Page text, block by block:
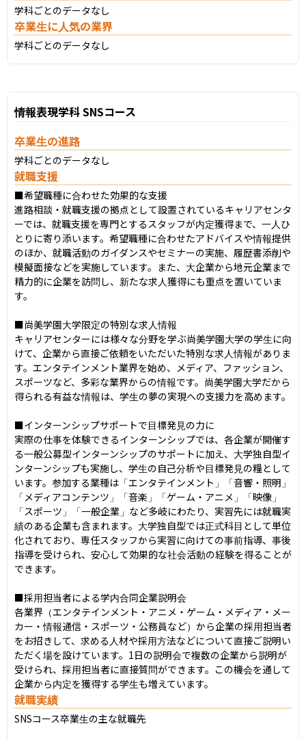
学科ごとのデータなし
卒業生に人気の業界
学科ごとのデータなし
情報表現学科 SNSコース
卒業生の進路
学科ごとのデータなし
就職支援
■希望職種に合わせた効果的な支援
進路相談・就職支援の拠点として設置されているキャリアセンタ
ーでは、就職支援を専門とするスタッフが内定獲得まで、一人ひ
とりに寄り添います。希望職種に合わせたアドバイスや情報提供
のほか、就職活動のガイダンスやセミナーの実施、履歴書添削や
模擬面接などを実施しています。また、大企業から地元企業まで
精力的に企業を訪問し、新たな求人獲得にも重点を置いていま
す。
■尚美学園大学限定の特別な求人情報
キャリアセンターには様々な分野を学ぶ尚美学園大学の学生に向
けて、企業から直接ご依頼をいただいた特別な求人情報がありま
す。エンタテインメント業界を始め、メディア、ファッション、
スポーツなど、多彩な業界からの情報です。尚美学園大学だから
得られる有益な情報は、学生の夢の実現への支援力を高めます。
■インターンシップサポートで目標発見の力に
実際の仕事を体験できるインターンシップでは、各企業が開催す
る一般公募型インターンシップのサポートに加え、大学独自型イ
ンターンシップも実施し、学生の自己分析や目標発見の糧として
います。参加する業種は「エンタテインメント」「音響・照明」
「メディアコンテンツ」「音楽」「ゲーム・アニメ」「映像」
「スポーツ」「一般企業」など多岐にわたり、実習先には就職実
績のある企業も含まれます。大学独自型では正式科目として単位
化されており、専任スタッフから実習に向けての事前指導、事後
指導を受けられ、安心して効果的な社会活動の経験を得ることが
できます。
■採用担当者による学内合同企業説明会
各業界（エンタテインメント・アニメ・ゲーム・メディア・メー
カー・情報通信・スポーツ・公務員など）から企業の採用担当者
をお招きして、求める人材や採用方法などについて直接ご説明い
ただく場を設けています。1日の説明会で複数の企業から説明が
受けられ、採用担当者に直接質問ができます。この機会を通して
企業から内定を獲得する学生も増えています。
就職実績
SNSコース卒業生の主な就職先